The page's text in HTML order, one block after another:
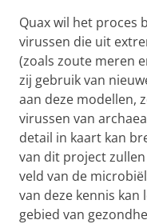
Quax wil het proces
virussen die uit
(zoals zoute meren
zij gebruik van
aan deze modellen,
virussen van
detail in kaart kan
van dit project
veld van de
van deze kennis
gebied van